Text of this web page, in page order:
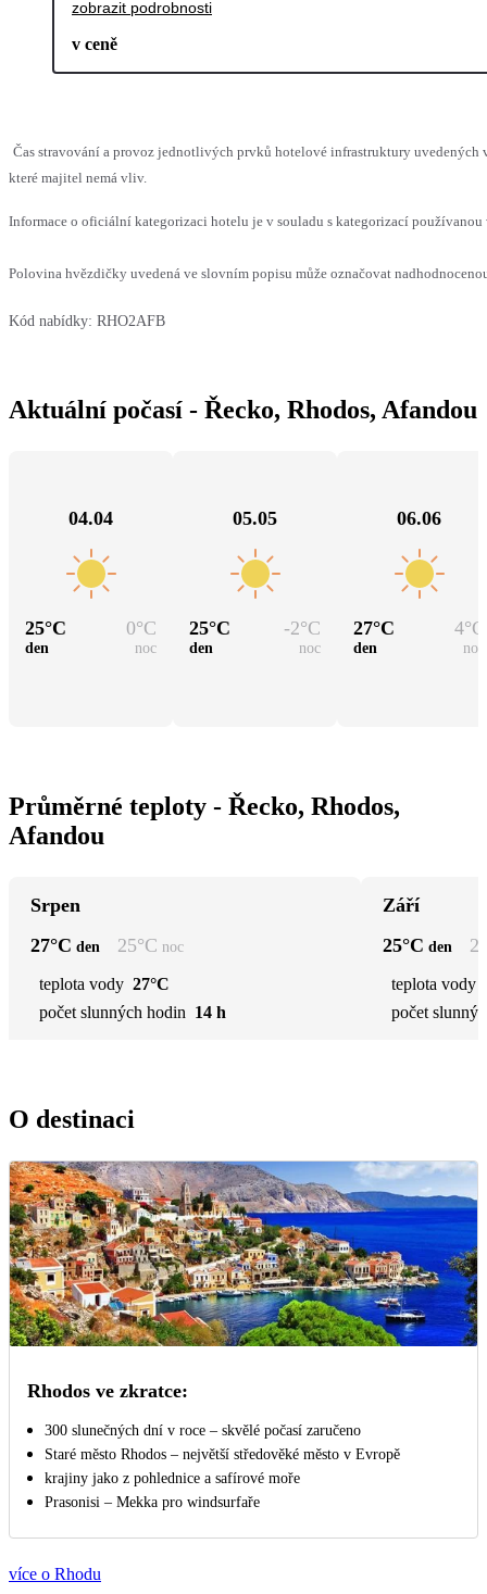
zobrazit podrobnosti
v ceně
Čas stravování a provoz jednotlivých prvků hotelové infrastruktury uvedených
které majitel nemá vliv.
Informace o oficiální kategorizaci hotelu je v souladu s kategorizací
Polovina hvězdičky uvedená ve slovním popisu může označovat
Kód nabídky: RHO2AFB
Aktuální počasí - Řecko, Rhodos, Afandou
04.04
25°C 0°C
den noc
05.05
25°C -2°C
den noc
06.06
27°C 4°C
den noc
Průměrné teploty - Řecko, Rhodos,
Afandou
Srpen
27°C den 25°C noc
teplota vody 27°C
počet slunných hodin 14 h
Září
25°C den
teplota vody
počet
O destinaci
Rhodos ve zkratce:
300 slunečných dní v roce – skvělé počasí zaručeno
Staré město Rhodos – největší středověké město v Evropě
krajiny jako z pohlednice a safírové moře
Prasonisi – Mekka pro windsurfaře
více o Rhodu